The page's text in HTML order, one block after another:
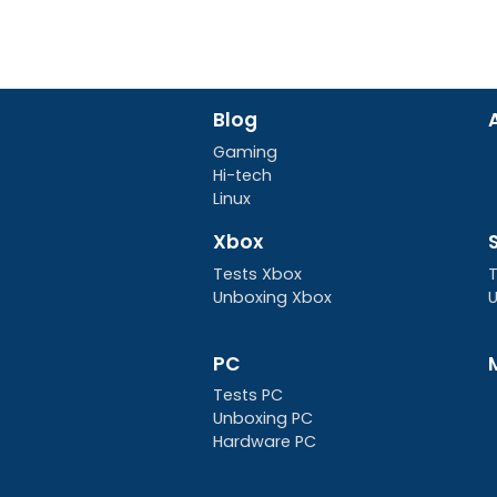
Blog
Gaming
Hi-tech
Linux
Xbox
Tests Xbox
Unboxing Xbox
PC
Tests PC
Unboxing PC
Hardware PC